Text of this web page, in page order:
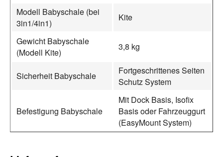
Modell Babyschale (bei
3in1/4in1)
Kite
Gewicht Babyschale
(Modell Kite)
3,8 kg
Sicherheit Babyschale
Fortgeschrittenes Seiten
Schutz System
Befestigung Babyschale
Mit Dock Basis, Isofix
Basis oder Fahrzeuggurt
(EasyMount System)